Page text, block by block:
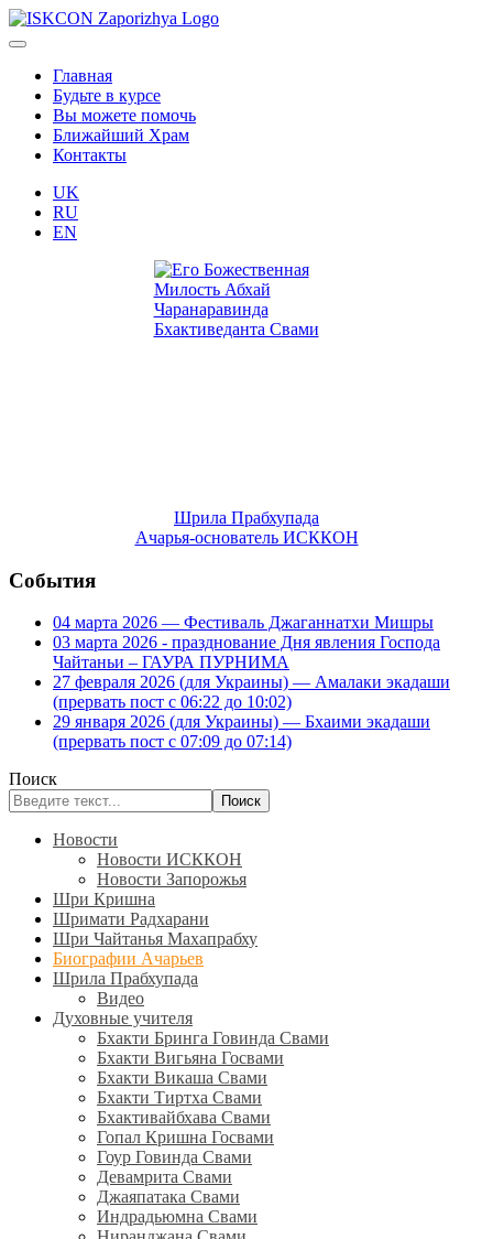
Главная
Будьте в курсе
Вы можете помочь
Ближайший Храм
Контакты
UK
RU
EN
Шрила Прабхупада
Ачарья-основатель ИСККОН
События
04 марта 2026 — Фестиваль Джаганнатхи Мишры
03 марта 2026 - празднование Дня явления Господа
Чайтаньи – ГАУРА ПУРНИМА
27 февраля 2026 (для Украины) — Амалаки экадаши
(прервать пост с 06:22 до 10:02)
29 января 2026 (для Украины) — Бхаими экадаши
(прервать пост с 07:09 до 07:14)
Поиск
Поиск
Новости
Новости ИСККОН
Новости Запорожья
Шри Кришна
Шримати Радхарани
Шри Чайтанья Махапрабху
Биографии Ачарьев
Шрила Прабхупада
Видео
Духовные учителя
Бхакти Бринга Говинда Свами
Бхакти Вигьяна Госвами
Бхакти Викаша Свами
Бхакти Тиртха Свами
Бхактивайбхава Свами
Гопал Кришна Госвами
Гоур Говинда Свами
Девамрита Свами
Джаяпатака Свами
Индрадьюмна Свами